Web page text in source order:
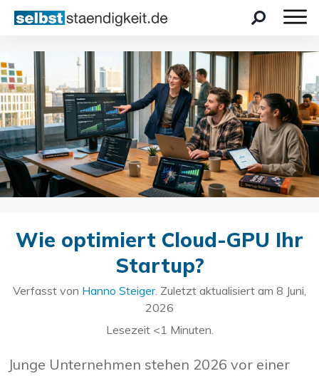
Wie optimiert Cloud-GPU Ihr
Startup?
Verfasst von Hanno Steiger. Zuletzt aktualisiert am 8 Juni,
2026
Lesezeit <1 Minuten.
Junge Unternehmen stehen 2026 vor einer